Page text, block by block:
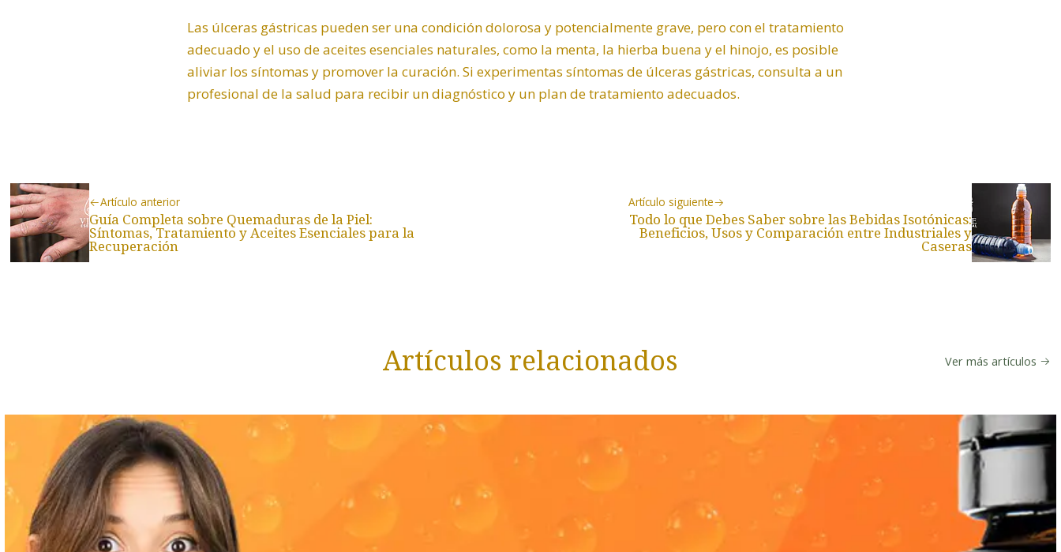
Las úlceras gástricas pueden ser una condición dolorosa y potencialmente grave, pero con el tratamiento
adecuado y el uso de aceites esenciales naturales, como la menta, la hierba buena y el hinojo, es posible
aliviar los síntomas y promover la curación. Si experimentas síntomas de úlceras gástricas, consulta a un
profesional de la salud para recibir un diagnóstico y un plan de tratamiento adecuados.
Artículo anterior
Guía Completa sobre Quemaduras de la Piel:
Síntomas, Tratamiento y Aceites Esenciales para la
Recuperación
Artículo siguiente
Todo lo que Debes Saber sobre las Bebidas Isotónicas:
Beneficios, Usos y Comparación entre Industriales y
Caseras
Artículos relacionados Ver más artículos